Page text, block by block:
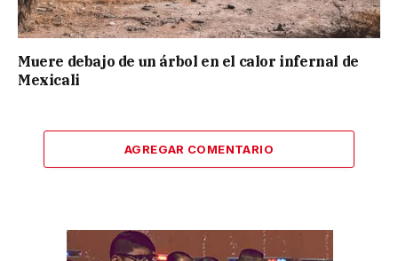
Muere debajo de un árbol en el calor infernal de
Mexicali
AGREGAR COMENTARIO